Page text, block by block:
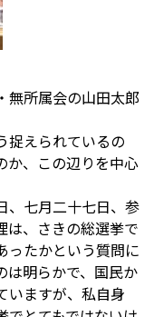
所属会の山田太郎
捉えられているの
か、この辺りを中心
、七月二十七日、参
は、さきの総選挙で
ったかという質問に
は明らかで、国民か
いますが、私自身